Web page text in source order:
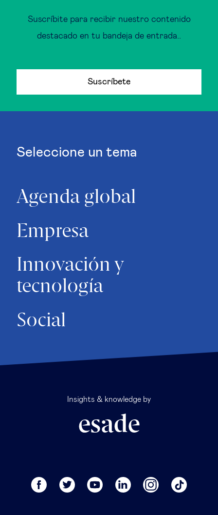
Suscríbite para recibir nuestro contenido
destacado en tu bandeja de entrada..
Suscríbete
Seleccione un tema
Agenda global
Empresa
Innovación y
tecnología
Social
Insights & knowledge by